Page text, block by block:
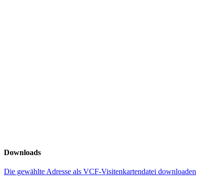
Downloads
Die gewählte Adresse als VCF-Visitenkartendatei downloaden